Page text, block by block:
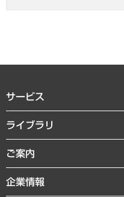
サービス
経営戦略
組織・人事戦略
デジタルイノベーション
ライブラリ
経済調査
レポート
コラム
ご案内
セミナー・イベント情報
企業情報